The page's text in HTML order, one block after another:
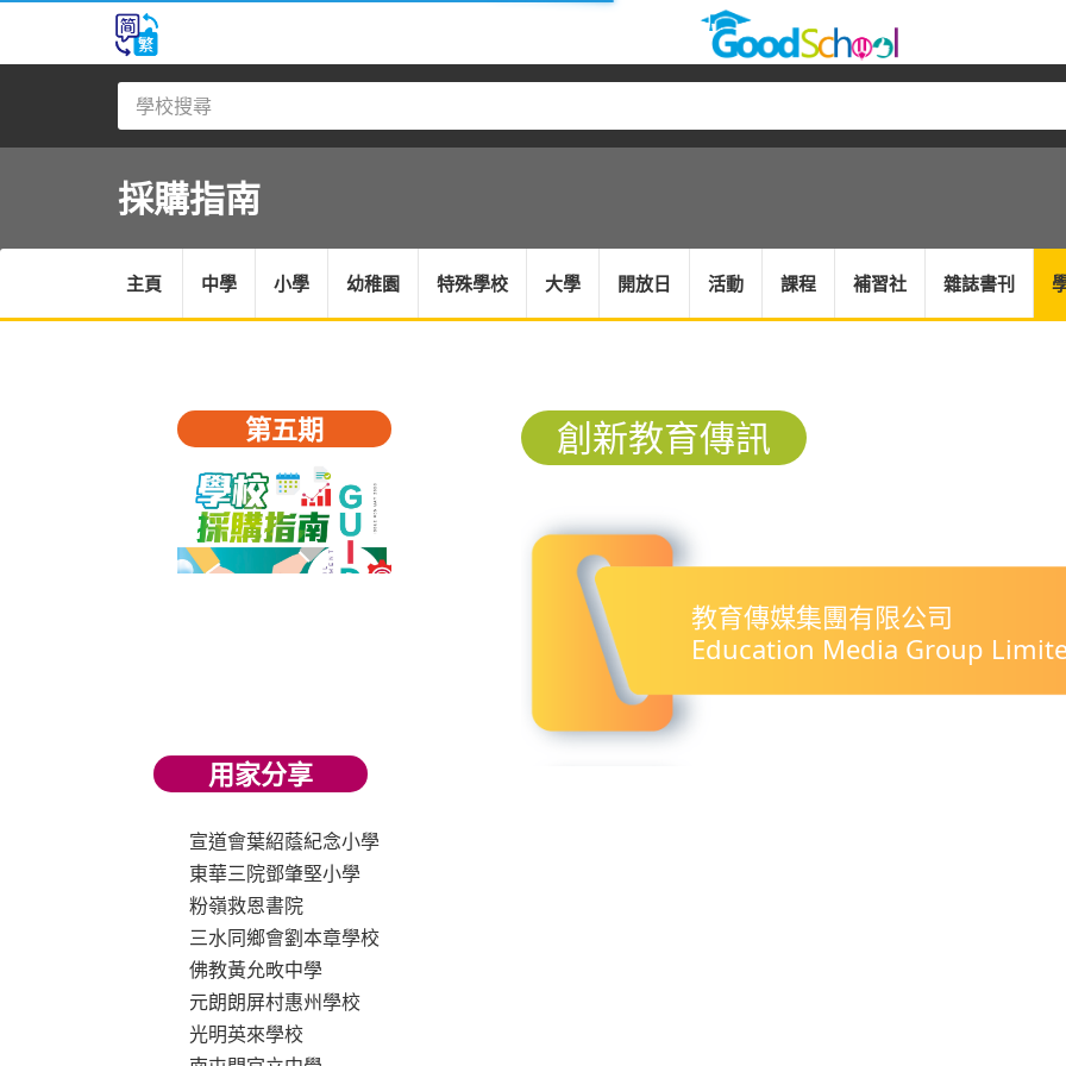
採購指南
主頁 中學 小學 幼稚園 特殊學校 大學 開放日 活動 課程 補習社 雜誌書刊
創新教育傳訊
教育傳媒集團有限公司
Education Media Group
第五期
用家分享
宣道會葉紹蔭紀念小學
東華三院鄧肇堅小學
粉嶺救恩書院
三水同鄉會劉本章學校
佛教黃允畋中學
元朗朗屏村惠州學校
光明英來學校